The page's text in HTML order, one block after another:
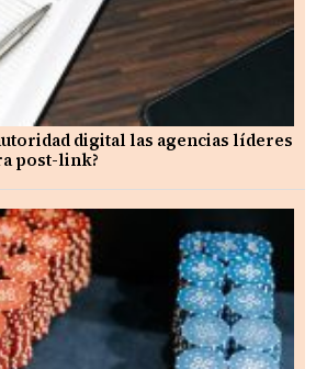
digital las agencias líderes
post-link?